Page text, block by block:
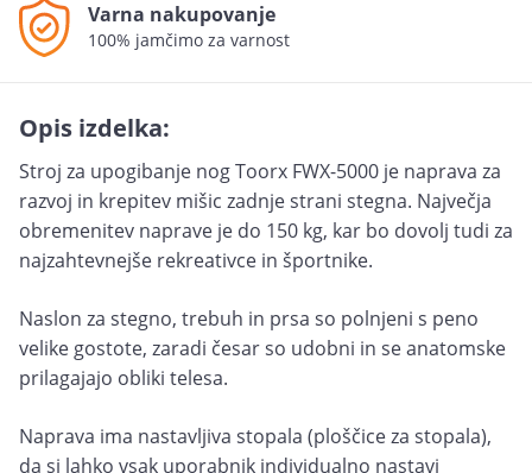
Varna nakupovanje
100% jamčimo za varnost
Opis izdelka:
Stroj za upogibanje nog Toorx FWX-5000 je naprava za
razvoj in krepitev mišic zadnje strani stegna. Največja
obremenitev naprave je do 150 kg, kar bo dovolj tudi za
najzahtevnejše rekreativce in športnike.
Naslon za stegno, trebuh in prsa so polnjeni s peno
velike gostote, zaradi česar so udobni in se anatomske
prilagajajo obliki telesa.
Naprava ima nastavljiva stopala (ploščice za stopala),
da si lahko vsak uporabnik individualno nastavi